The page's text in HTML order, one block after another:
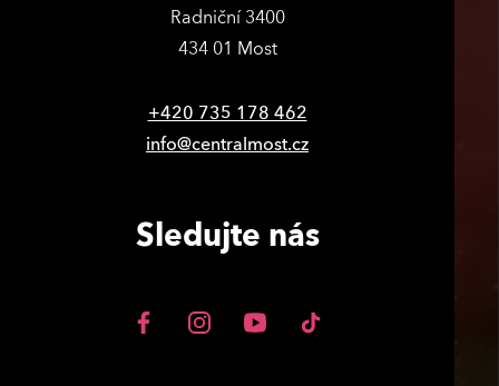
Radniční 3400
434 01 Most
+420 735 178 462
info@centralmost.cz
Sledujte nás